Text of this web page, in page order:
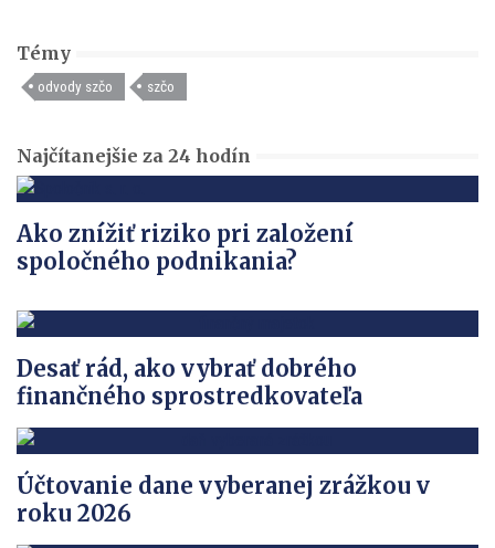
Témy
odvody szčo szčo
Najčítanejšie za 24 hodín
Ako znížiť riziko pri založení
spoločného podnikania?
Desať rád, ako vybrať dobrého
finančného sprostredkovateľa
Účtovanie dane vyberanej zrážkou v
roku 2026